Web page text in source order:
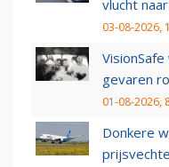
vlucht naar
03-08-2026,
gevaren
01-08-2026,
Donkere